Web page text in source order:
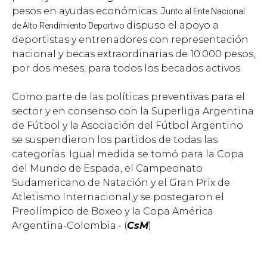
pesos en ayudas económicas. Junto al Ente Nacional
de Alto Rendimiento Deportivo dispuso el apoyo a
deportistas y entrenadores con representación
nacional y becas extraordinarias de 10.000 pesos,
por dos meses, para todos los becados activos.
Como parte de las políticas preventivas para el
sector y en consenso con la Superliga Argentina
de Fútbol y la Asociación del Fútbol Argentino
se suspendieron los partidos de todas las
categorías. Igual medida se tomó para la Copa
del Mundo de Espada, el Campeonato
Sudamericano de Natación y el Gran Prix de
Atletismo Internacional,y se postegaron el
Preolímpico de Boxeo y la Copa América
Argentina-Colombia.- (CsM)